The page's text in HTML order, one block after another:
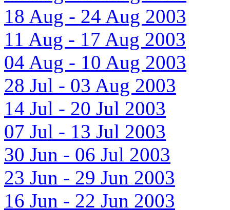
18 Aug - 24 Aug 2003
11 Aug - 17 Aug 2003
04 Aug - 10 Aug 2003
28 Jul - 03 Aug 2003
14 Jul - 20 Jul 2003
07 Jul - 13 Jul 2003
30 Jun - 06 Jul 2003
23 Jun - 29 Jun 2003
16 Jun - 22 Jun 2003